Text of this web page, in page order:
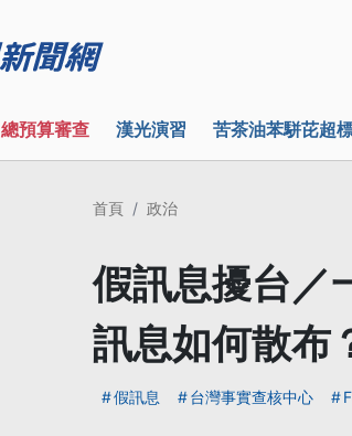
總預算審查 漢光演習 苦茶油苯駢芘超
首頁 政治
假訊息擾台／
訊息如何散布
假訊息 台灣事實查核中心